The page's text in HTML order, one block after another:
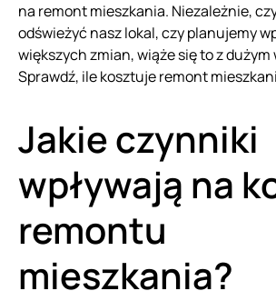
na remont mieszkania. Niezależnie,
odświeżyć nasz lokal, czy planujemy
większych zmian, wiąże się to z dużym
Sprawdź, ile kosztuje remont
Jakie czynniki
wpływają na
remontu
mieszkania?